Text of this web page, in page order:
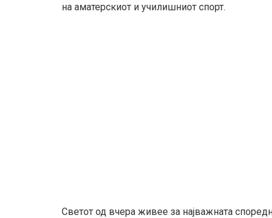
на аматерскиот и училишниот спорт.
Светот од вчера живее за најважната